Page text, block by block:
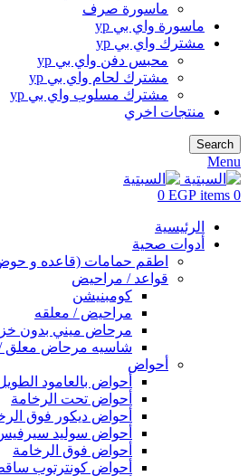
ماسورة صرف
ماسورة واي بي yp
مشترك واي بي yp
محبس دفن واي بي yp
مشترك لحام واي بي yp
مشترك مسلوب واي بي yp
منتجات اخري
Search
Menu
0
items
0 EGP
الرئيسية
أدوات صحية
اطقم حمامات (قاعده و
قواعد / مراحيض
كومبنيشن
مراحيض / معلقه
مرحاض ميني بدون
شاسيه مرحاض معلق /
أحواض
أحواض بالعامود
أحواض تحت الرخامة
أحواض ديكور فوق
أحواض سوليد
أحواض فوق الرخامة
أحواض كونترتوب